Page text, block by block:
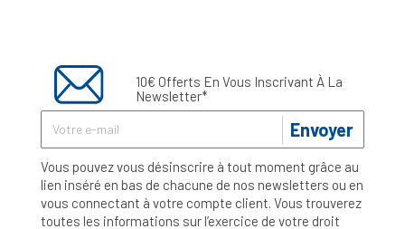
10€ Offerts En Vous Inscrivant À La
Newsletter*
Envoyer
Vous pouvez vous désinscrire à tout moment grâce au
lien inséré en bas de chacune de nos newsletters ou en
vous connectant à votre compte client. Vous trouverez
toutes les informations sur l’exercice de votre droit